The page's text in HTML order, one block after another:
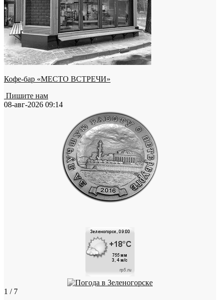
Кофе-бар «МЕСТО ВСТРЕЧИ»
Пишите нам
08-авг-2026 09:14
1 / 7